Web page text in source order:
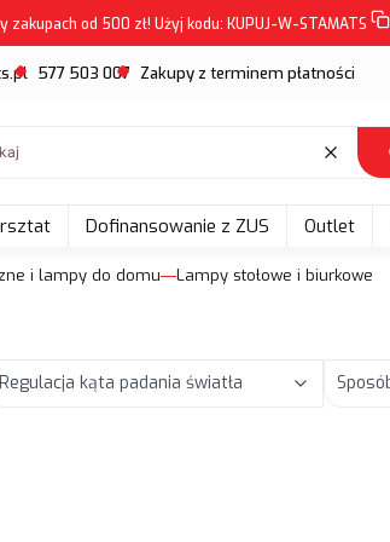
od 500 zł! Użyj kodu: KUPUJ-W-STAMATS
577 503 007 Zakupy z terminem płatności
Wyczyść
Dofinansowanie z ZUS Outlet
i lampy do domu Lampy stołowe i biurkowe
Regulacja kąta padania światła